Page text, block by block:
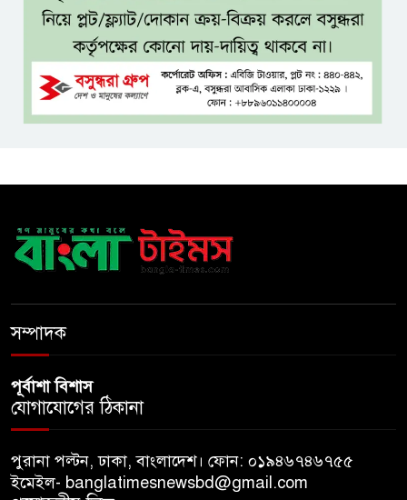
সেবার মানসিকতা ছাড়া
চিকিৎসাব্যবস্থার মানোন্নয়ন সম্ভব
নয়: প্রধানমন্ত্রী
বিদ্যুৎ-জ্বালানি নিয়ে অস্থিতিশীলতা
সৃষ্টিতে সক্রিয় চক্র: প্রধানমন্ত্রী
তনু হত্যা মামলায় সাবেক
পুনরায় গ্রেপ্তার
হাসিনাকে ঘিরে ঢাকা-দিল্লি সম্পর্কে
নতুন টানাপোড়েন
সম্পাদক
পূর্বাশা বিশাস
যোগাযোগের ঠিকানা
পুরানা পল্টন, ঢাকা, বাংলাদেশ। ফোন: ০১৯৪৬৭৪৬৭৫৫
ইমেইল- banglatimesnewsbd@gmail.com